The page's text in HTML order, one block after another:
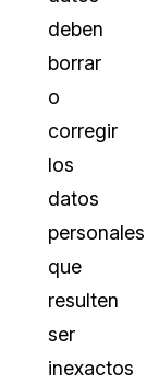
deben
borrar
o
corregir
los
datos
personales
que
resulten
ser
inexactos